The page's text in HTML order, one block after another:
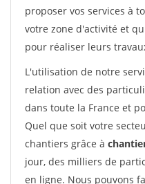
proposer vos services à
votre zone d'activité et
pour réaliser leurs
L'utilisation de notre
relation avec des
dans toute la France et
Quel que soit votre
chantiers grâce à
jour, des milliers de
en ligne. Nous pouvons